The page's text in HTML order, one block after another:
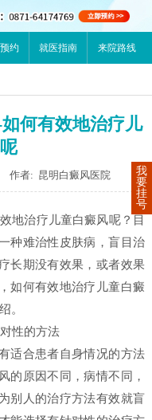
约 就医指南 来院路线
何有效地治疗儿
作者: 昆明白癜风医院
地治疗儿童白癜风呢？目
种难治性皮肤病，盲目治
长期没有效果，或者效果
如何有效地治疗儿童白癜
。
性的方法
合患者自身情况的方法
的原因不同，病情不同，
别人的治疗方法有效就盲
我
要
挂
号